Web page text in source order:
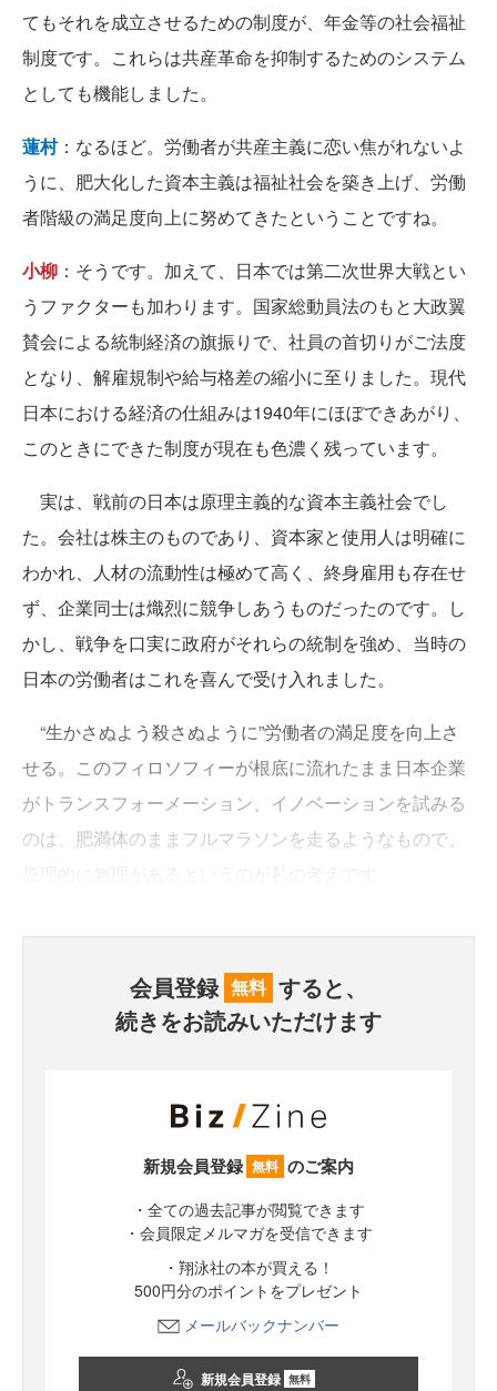
てもそれを成立させるための制度が、年金等の社会福祉
制度です。これらは共産革命を抑制するためのシステム
としても機能しました。
蓮村：なるほど。労働者が共産主義に恋い焦がれないよ
うに、肥大化した資本主義は福祉社会を築き上げ、労働
者階級の満足度向上に努めてきたということですね。
小柳 ：そうです。加えて、日本では第二次世界大戦とい
うファクターも加わります。国家総動員法のもと大政翼
賛会による統制経済の旗振りで、社員の首切りがご法度
となり、解雇規制や給与格差の縮小に至りました。現代
日本における経済の仕組みは1940年にほぼできあがり、
このときにできた制度が現在も色濃く残っています。
実は、戦前の日本は原理主義的な資本主義社会でし
た。会社は株主のものであり、資本家と使用人は明確に
わかれ、人材の流動性は極めて高く、終身雇用も存在せ
ず、企業同士は熾烈に競争しあうものだったのです。し
かし、戦争を口実に政府がそれらの統制を強め、当時の
日本の労働者はこれを喜んで受け入れました。
“生かさぬよう殺さぬように”労働者の満足度を向上さ
せる。このフィロソフィーが根底に流れたまま日本企業
がトランスフォーメーション、イノベーションを試みる
のは、肥満体のままフルマラソンを走るようなもので、
会員登録 無料 すると、
続きをお読みいただけます
新規会員登録 無料 のご案内
・全ての過去記事が閲覧できます
・会員限定メルマガを受信できます
・翔泳社の本が買える！
500円分のポイントをプレゼント
メールバックナンバー
新規会員登録 無料